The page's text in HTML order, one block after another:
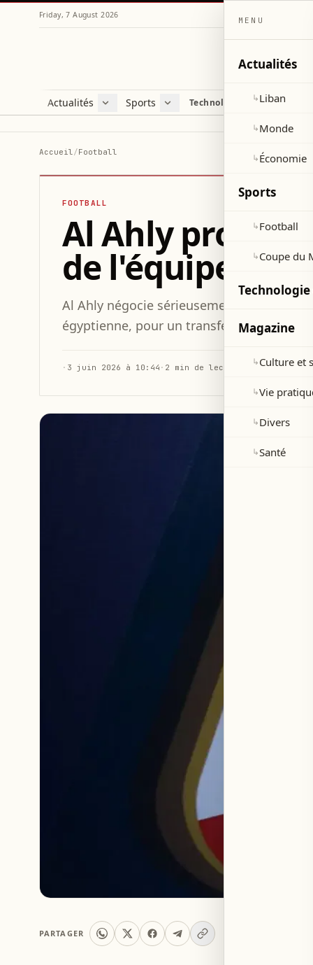
Friday, 7 August 2026
Actualités
Liban
Sports
Football
Technologie et sciences
Accueil/Football
FOOTBALL
Al Ahly proche
de l'équipe
Al Ahly négocie sérieusement avec
égyptienne, pour un transfert cet été.
· 3 juin 2026 à 10:44 · 2 min de lecture
PARTAGER
MENU
Actualités
↳Liban
↳Monde
↳Économie
Sports
↳Football
↳Coupe du
Technologie
Magazine
↳Culture et
↳Vie
↳Divers
↳Santé